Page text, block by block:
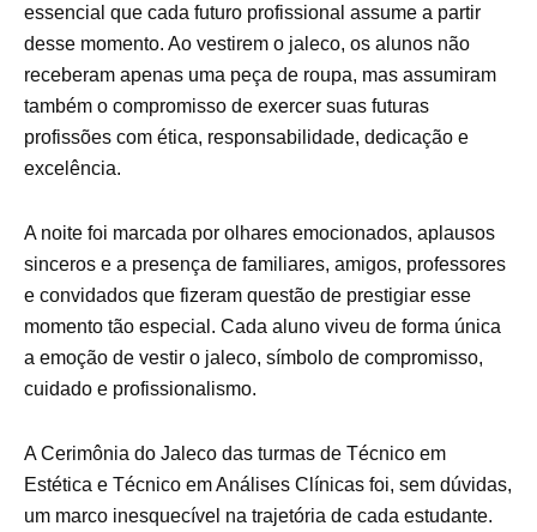
essencial que cada futuro profissional assume a partir
desse momento. Ao vestirem o jaleco, os alunos não
receberam apenas uma peça de roupa, mas assumiram
também o compromisso de exercer suas futuras
profissões com ética, responsabilidade, dedicação e
excelência.
A noite foi marcada por olhares emocionados, aplausos
sinceros e a presença de familiares, amigos, professores
e convidados que fizeram questão de prestigiar esse
momento tão especial. Cada aluno viveu de forma única
a emoção de vestir o jaleco, símbolo de compromisso,
cuidado e profissionalismo.
A Cerimônia do Jaleco das turmas de Técnico em
Estética e Técnico em Análises Clínicas foi, sem dúvidas,
um marco inesquecível na trajetória de cada estudante.